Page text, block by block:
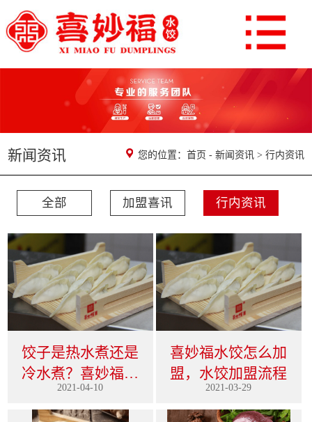
新闻资讯 您的位置： 首页 - 新闻资讯> 行内资讯
全部 加盟喜讯 行内资讯
饺子是热水煮还是
冷水煮？喜妙福告
诉你
2021-04-10
喜妙福水饺怎么加
盟，水饺加盟流程
2021-03-29